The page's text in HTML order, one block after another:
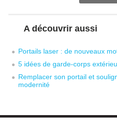
A découvrir aussi
Portails laser : de nouveaux
5 idées de garde-corps
Remplacer son portail et
modernité